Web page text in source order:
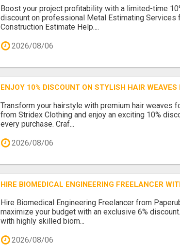
Boost your project profitability with a limited-time
discount on professional Metal Estimating Services
Construction Estimate Help....
2026/08/06
ENJOY 10% DISCOUNT ON STYLISH HAIR WEAVES
Transform your hairstyle with premium hair weaves
from Stridex Clothing and enjoy an exciting 10%
every purchase. Craf...
2026/08/06
HIRE BIOMEDICAL ENGINEERING FREELANCER
Hire Biomedical Engineering Freelancer from
maximize your budget with an exclusive 6%
with highly skilled biom...
2026/08/06